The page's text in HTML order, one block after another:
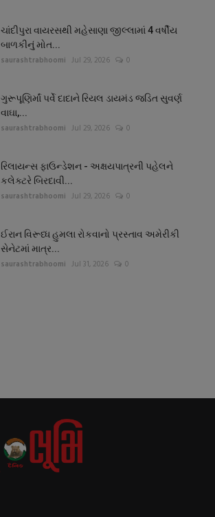
ચાંદીપુરા વાયરસથી મહેસાણા જીલ્લામાં 4 વર્ષીય
બાળકીનું મોત...
saurashtrabhoomi Jul 29, 2026 0
ગુરૂપૂણિર્માં પર્વે દાદાને રિયલ ડાયમંડ જડિત સુવર્ણ
વાઘા,...
saurashtrabhoomi Jul 29, 2026 0
રિલાયન્સ ફાઉન્ડેશન - અક્ષયપાત્રની પહેલને
કલેક્ટરે બિરદાવી...
saurashtrabhoomi Jul 29, 2026 0
ઈરાન વિરૂધ્ધ હુમલા રોકવાનો પ્રસ્તાવ અમેરીકી
સેનેટમાં માત્ર...
saurashtrabhoomi Jul 31, 2026 0